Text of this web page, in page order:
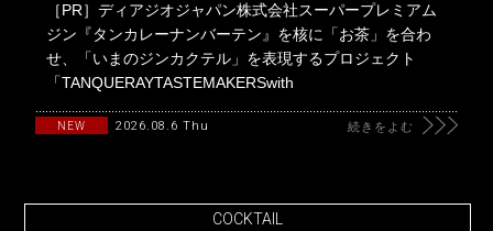
［PR］ディアジオジャパン株式会社スーパープレミアム
ジン『タンカレーナンバーテン』を核に「お茶」を合わ
せ、「いまのジンカクテル」を表現するプロジェクト
「TANQUERAYTASTEMAKERSwith
NEW 2026.08.6 Thu 続きをよむ
COCKTAIL